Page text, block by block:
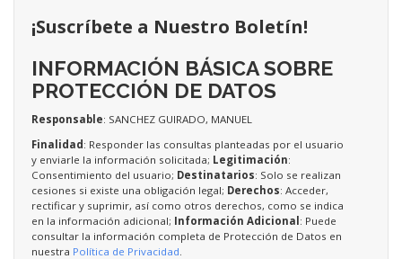
¡Suscríbete a Nuestro Boletín!
INFORMACIÓN BÁSICA SOBRE
PROTECCIÓN DE DATOS
Responsable: SANCHEZ GUIRADO, MANUEL
Finalidad: Responder las consultas planteadas por el usuario
y enviarle la información solicitada; Legitimación:
Consentimiento del usuario; Destinatarios: Solo se realizan
cesiones si existe una obligación legal; Derechos: Acceder,
rectificar y suprimir, así como otros derechos, como se indica
en la información adicional; Información Adicional: Puede
consultar la información completa de Protección de Datos en
nuestra Política de Privacidad